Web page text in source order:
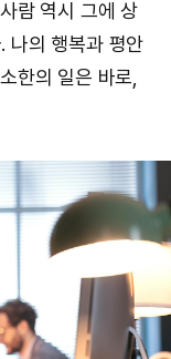
람 역시 그에 상
나의 행복과 평안
한의 일은 바로,